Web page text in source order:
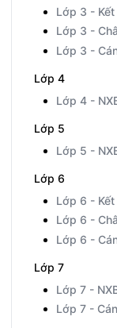
Lớp 3 - Kết
Lớp 3 -
Lớp 3 -
Lớp 4
Lớp 4 -
Lớp 5
Lớp 5 -
Lớp 6
Lớp 6 - Kết
Lớp 6 -
Lớp 6 -
Lớp 7
Lớp 7 -
Lớp 7 -